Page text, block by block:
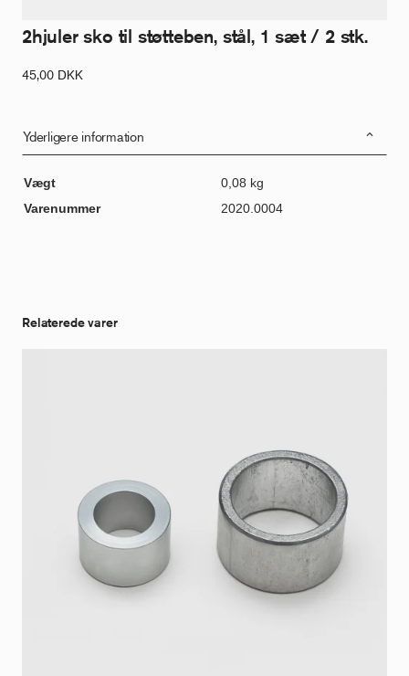
2hjuler sko til støtteben, stål, 1 sæt / 2 stk.
45,00 DKK
Yderligere information
Vægt
0,08 kg
Varenummer
2020.0004
Relaterede varer